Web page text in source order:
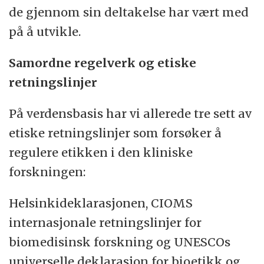
de gjennom sin deltakelse har vært med
på å utvikle.
Samordne regelverk og etiske
retningslinjer
På verdensbasis har vi allerede tre sett av
etiske retningslinjer som forsøker å
regulere etikken i den kliniske
forskningen:
Helsinkideklarasjonen, CIOMS
internasjonale retningslinjer for
biomedisinsk forskning og UNESCOs